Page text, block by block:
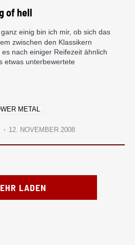
of hell
einig bin ich mir, ob sich das
zwischen den Klassikern
nach einiger Reifezeit ähnlich
etwas unterbewertete
METAL
12. NOVEMBER 2008
LADEN